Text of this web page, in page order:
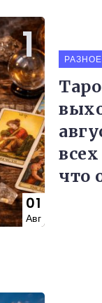
01
Авг
РАЗНОЕ
что